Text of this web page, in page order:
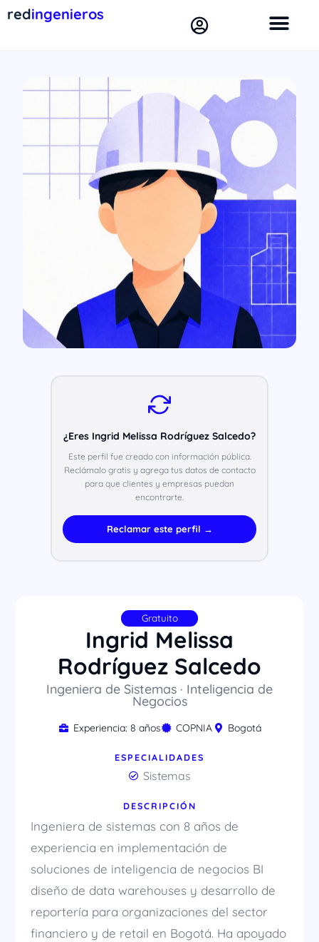
redingenieros
¿Eres Ingrid Melissa Rodríguez Salcedo?
Este perfil fue creado con información pública.
Reclámalo gratis y agrega tus datos de contacto
para que clientes y empresas puedan
encontrarte.
Reclamar este perfil →
Gratuito
Ingrid Melissa
Rodríguez Salcedo
Ingeniera de Sistemas · Inteligencia de
Negocios
Experiencia: 8 años COPNIA Bogotá
ESPECIALIDADES
Sistemas
DESCRIPCIÓN
Ingeniera de sistemas con 8 años de
experiencia en implementación de
soluciones de inteligencia de negocios BI
diseño de data warehouses y desarrollo de
reportería para organizaciones del sector
financiero y de retail en Bogotá. Ha apoyado